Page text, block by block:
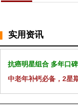
实用资讯
抗癌明星组合 多年口
中老年补钙必备，2星